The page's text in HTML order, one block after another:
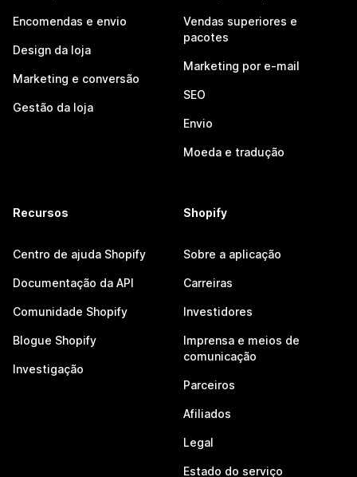
Encomendas e envio
Design da loja
Marketing e conversão
Gestão da loja
Vendas superiores e
pacotes
Marketing por e-mail
SEO
Envio
Moeda e tradução
Recursos
Centro de ajuda Shopify
Documentação da API
Comunidade Shopify
Blogue Shopify
Investigação
Shopify
Sobre a aplicação
Carreiras
Investidores
Imprensa e meios de
comunicação
Parceiros
Afiliados
Legal
Estado do serviço